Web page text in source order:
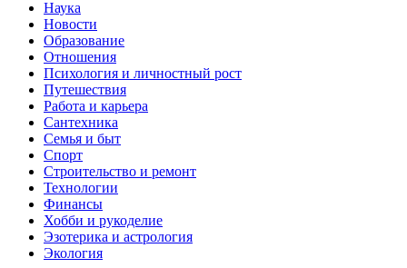
Наука
Новости
Образование
Отношения
Психология и личностный рост
Путешествия
Работа и карьера
Сантехника
Семья и быт
Спорт
Строительство и ремонт
Технологии
Финансы
Хобби и рукоделие
Эзотерика и астрология
Экология